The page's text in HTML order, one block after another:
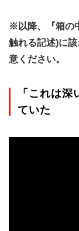
※以降、『箱の
触れる記述)に
意ください。
「これは
ていた